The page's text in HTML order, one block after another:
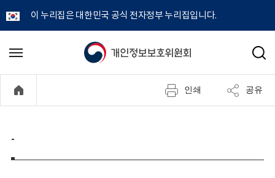
이 누리집은 대한민국 공식 전자정부 누리집입니다.
개
정
보
메
기
검
인쇄 공유
-